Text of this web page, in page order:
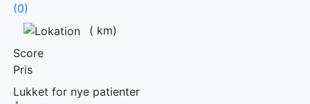
(0)
( km)
Score
Pris
Lukket for nye patienter